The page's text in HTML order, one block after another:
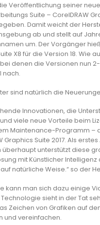
Veröffentlichung seiner
Suite – CorelDRAW
Damit weicht der
ab und stellt auf
um. Der Vorgänger
X8 für die Version 18. Wie
denen die Versionen nun
nach.
sind natürlich die
Innovationen, die
viele neue Vorteile beim
Maintenance-Programm –
Graphics Suite 2017. Als
unterstützt diese
mit Künstlicher Intelligenz
natürliche Weise.“ so der
kann man sich dazu einige
Technologie sieht in der Tat
Zeichen von Grafiken auf
und vereinfachen.